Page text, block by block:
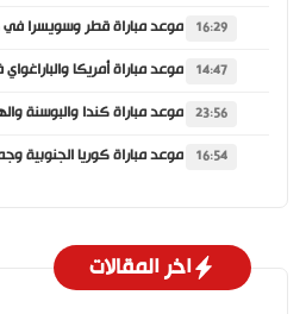
16:29
14:47
23:56
16:54
اخر المقالات